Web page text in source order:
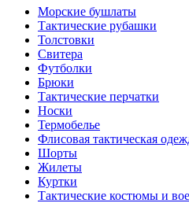
Морские бушлаты
Тактические рубашки
Толстовки
Свитера
Футболки
Брюки
Тактические перчатки
Носки
Термобелье
Флисовая тактическая
Шорты
Жилеты
Куртки
Тактические костюмы и